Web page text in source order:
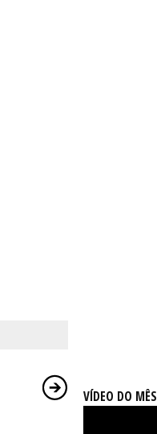
VÍDEO DO MÊS